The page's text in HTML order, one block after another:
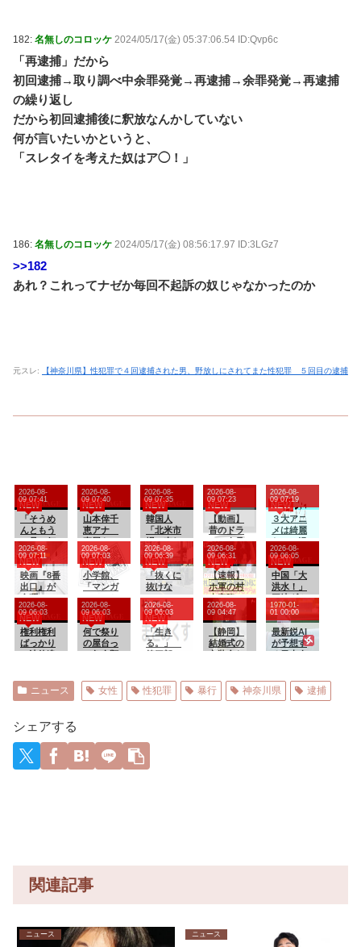
182: 名無しのコロッケ 2024/05/17(金) 05:37:06.54 ID:Qvp6c
「再逮捕」だから
初回逮捕→取り調べ中余罪発覚→再逮捕→余罪発覚→再逮捕
の繰り返し
だから初回逮捕後に釈放なんかしていない
何が言いたいかというと、
「スレタイを考えた奴はア◯！」
186: 名無しのコロッケ 2024/05/17(金) 08:56:17.97 ID:3LGz7
>>182
あれ？これってナゼか毎回不起訴の奴じゃなかったのか
元スレ: 【神奈川県】性犯罪で４回逮捕された男、野放しにされてまた性犯罪 ５回目の逮捕
「そうめ
んともう
一品」何
にする？
NEW
2026-08-
09 07:41
山本倖千
恵アナ
直履きレ
ギンスで
激しく乳
揺れトレ
ーニン
グ！！
【GIF動画
あり】
NEW
2026-08-
09 07:40
韓国人
「北米市
場で売れ
まくりト
ヨタに続
き日本の
ホンダや
スズキも
今年第2四
半期に大
幅な黒字
を記
事なV字回
復‥」
NEW
2026-08-
09 07:35
【動画】
昔のドラ
マ、今見
るとアウ
トすぎる
ｗｗｗｗ
ｗｗｗｗ
ｗ
NEW
2026-08-
09 07:23
３大アニ
メは綺麗
なのに漫
画の絵が
死ぬほど
下手な漫
画「鬼
滅」「進
撃の巨
人」
NEW
2026-08-
09 07:19
映画『8番
出口』が
金曜ロー
ドショー
にて放送
NEW
2026-08-
09 07:11
小学館、
「マンガ
ワン」と
は別の大
問題が判
明してし
まう…
NEW
2026-08-
09 07:03
「抜くに
抜けな
い……」
自転車の
青切符導
入で”車道
ハミ出
NEW
2026-08-
09 06:39
【速報】
ホ軍の村
上宗隆、2
試合連続
の26号‼
NEW
2026-08-
09 06:31
中国「大
洪水！」
三峡ダム
「決壊危
機」台風
13号「三
峡直撃確
接近！
（伊勢湾
NEW
2026-08-
09 06:05
権利権利
ばっかり
パワハラ
で仕事で
入社員に
メンタル
やられて
る
NEW
2026-08-
09 06:03
何で祭り
の屋台っ
NEW
2026-08-
09 06:03
「生き
る。」
４０１話
NEW
2026-08-
09 06:03
【静岡】
結婚式の
「何度も
何度も追
2026-08-
09 04:47
最新鋭AI
が予想す
達の2026
年の打撃
1970-01-
01 00:00
ニュース 女性 性犯罪 暴行 神奈川県 逮捕
シェアする
関連記事
ニュース ニュース